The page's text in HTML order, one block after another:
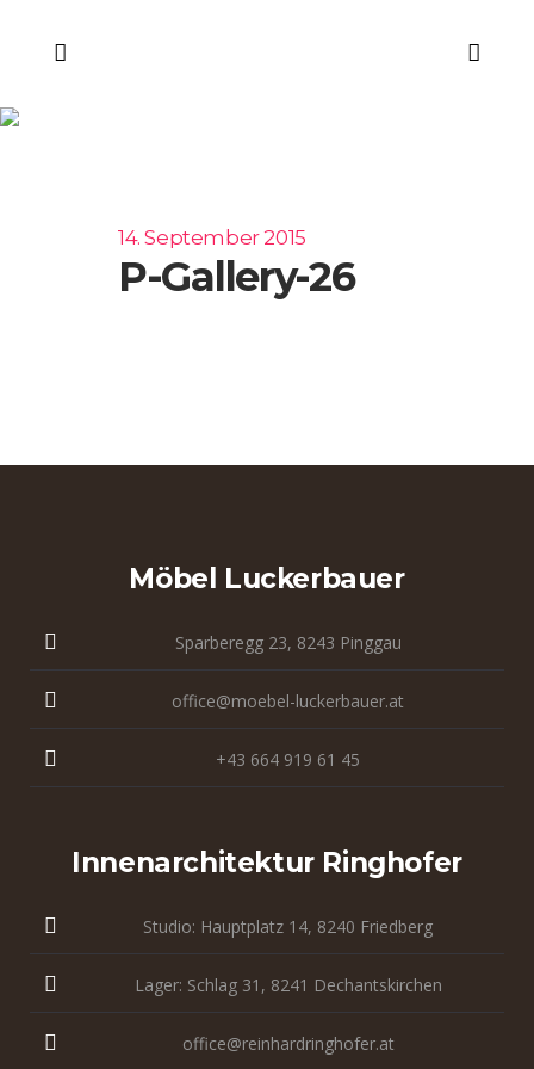
14. September 2015
P-Gallery-26
Möbel Luckerbauer
Sparberegg 23, 8243 Pinggau
office@moebel-luckerbauer.at
+43 664 919 61 45
Innenarchitektur Ringhofer
Studio: Hauptplatz 14, 8240 Friedberg
Lager: Schlag 31, 8241 Dechantskirchen
office@reinhardringhofer.at